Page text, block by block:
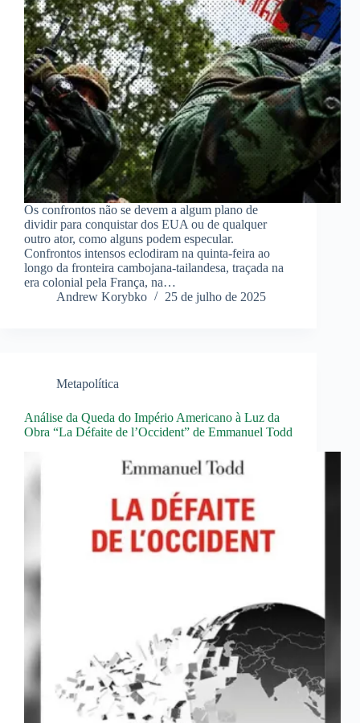
Os confrontos não se devem a algum plano de
dividir para conquistar dos EUA ou de qualquer
outro ator, como alguns podem especular.
Confrontos intensos eclodiram na quinta-feira ao
longo da fronteira cambojana-tailandesa, traçada na
era colonial pela França, na…
Andrew Korybko
25 de julho de 2025
Metapolítica
Análise da Queda do Império Americano à Luz da
Obra “La Défaite de l’Occident” de Emmanuel Todd